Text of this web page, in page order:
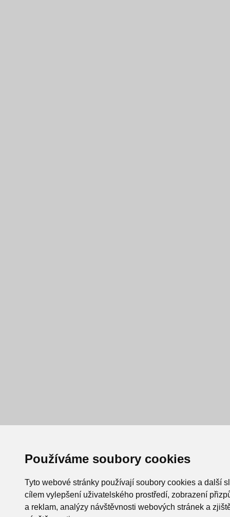
Používáme soubory cookies
Tyto webové stránky používají soubory cookies a další
cílem vylepšení uživatelského prostředí, zobrazení
a reklam, analýzy návštěvnosti webových stránek a